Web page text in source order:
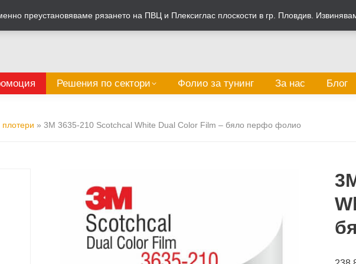
Решения по сектори Фолио за тунинг За нас Блог
» 3M 3635-210 Scotchcal White Dual Color Film – бяло перфо фолио
преустановяваме рязането на ПВЦ и Плексиглас плоскости в гр. Пловдив.